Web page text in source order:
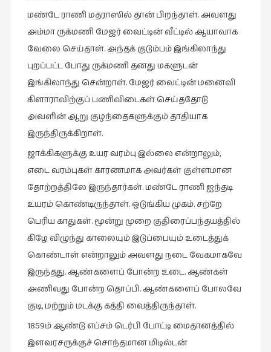
இலக்கியப்
பேருரைகள்
ஊடகம்
எனக்குப்
பிடித்த
கதைகள்
எனது
பரிந்துரைகள்
ஓவியங்கள்
ஓவியங்கள்
கட்டுரைகள்
கட்டுரைகள்
மண்டே ராணி மதராஸில் தான் பிறந்தாள். அவளது
அம்மா ருக்மணி மேஜர் வைட்டின் வீட்டில் ஆயாவாக
வேலை செய்தாள். அந்தக் குடும்பம் இங்கிலாந்து
புறப்பட்ட போது ருக்மணி தனது மகளுடன்
இங்கிலாந்து சென்றாள். மேஜர் வைட்டின் மனைவி
கிளாராவிற்குப் பணிவிடைகள் செய்ததோடு
அவளின் ஆறு குழந்தைகளுக்கும் தாதியாக
இருந்திருக்கிறாள்.
ஜாக்கிகளுக்கு உயர வரம்பு இல்லை என்றாலும்,
எடை வரம்புகள் காரணமாக அவர்கள் குள்ளமான
தோற்றத்திலே இருந்தார்கள். மண்டே ராணி ஐந்தடி
உயரம் கொண்டிருந்தாள். ஒடுங்கிய முகம். சற்றே
பெரிய காதுகள். மூன்று முறை குதிரைப்பந்தயத்தில்
கிழே விழுந்து காலையும் இடுப்பையும் உடைத்துக்
கொண்டாள் என்றாலும் அவளது நடை வேகமாகவே
இருந்தது. ஆண்களைப் போன்ற உடை. ஆண்கள்
அணிவது போன்ற தொப்பி. ஆண்களைப் போலவே
குடி, மற்றும் மடக்கு கத்தி வைத்திருந்தாள்.
1859ம் ஆண்டு எப்சம் டெர்பி போட்டி மைதானத்தில்
இளவரசருக்குச் சொந்தமான மிடில்டன்